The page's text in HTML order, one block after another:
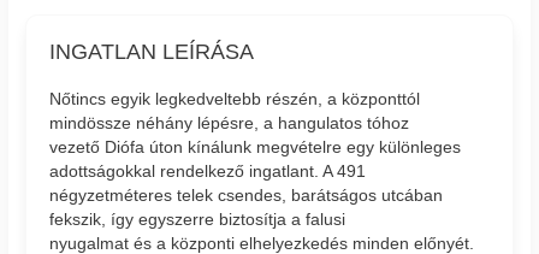
INGATLAN LEÍRÁSA
Nőtincs egyik legkedveltebb részén, a központtól
mindössze néhány lépésre, a hangulatos tóhoz
vezető Diófa úton kínálunk megvételre egy különleges
adottságokkal rendelkező ingatlant. A 491
négyzetméteres telek csendes, barátságos utcában
fekszik, így egyszerre biztosítja a falusi
nyugalmat és a központi elhelyezkedés minden előnyét.